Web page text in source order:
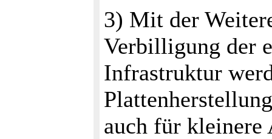
3) Mit der
Verbilligung der
Infrastruktur
auch für kleinere